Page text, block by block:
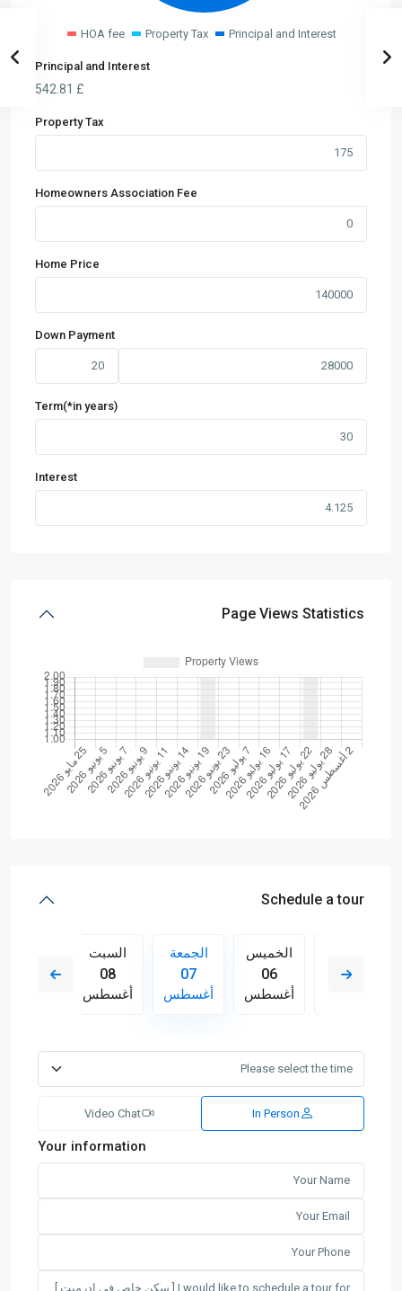
Principal and Interest
Property Tax
HOA fee
Principal and Interest
£
542.81
Property Tax
Homeowners Association Fee
Home Price
Down Payment
Term(*in years)
Interest
Page Views Statistics
Schedule a tour
15
الخميس
06
أغسطس
الجمعة
07
أغسطس
السبت
08
أغسطس
In Person
Video Chat
Your information